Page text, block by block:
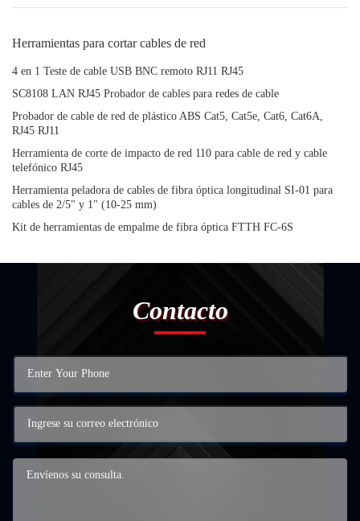
Herramientas para cortar cables de red
4 en 1 Teste de cable USB BNC remoto RJ11 RJ45
SC8108 LAN RJ45 Probador de cables para redes de cable
Probador de cable de red de plástico ABS Cat5, Cat5e, Cat6, Cat6A,
RJ45 RJ11
Herramienta de corte de impacto de red 110 para cable de red y cable
telefónico RJ45
Herramienta peladora de cables de fibra óptica longitudinal SI-01 para
cables de 2/5" y 1" (10-25 mm)
Kit de herramientas de empalme de fibra óptica FTTH FC-6S
Contacto